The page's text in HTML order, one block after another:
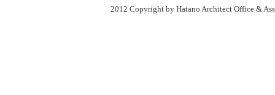
2012 Copyright by Hatano Architect Office &